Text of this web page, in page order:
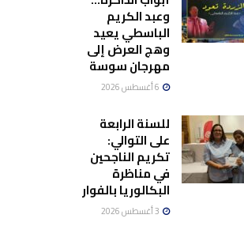
وعبد الكريم
الباسطي يعيد
وهج العرض إلى
مهرجان سوسة
للسنة الرابعة
على التوالي:
تكريم الناجحين
في مناظرة
البكالوريا بالفوار